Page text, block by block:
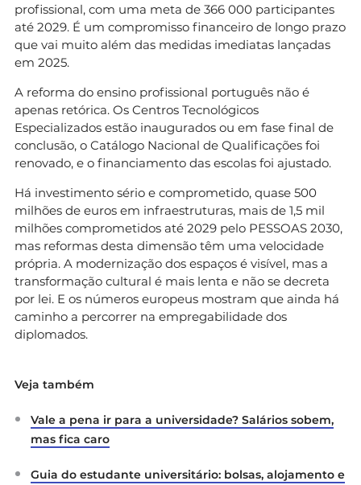
profissional, com uma meta de 366 000 participantes
até 2029. É um compromisso financeiro de longo prazo
que vai muito além das medidas imediatas lançadas
em 2025.
A reforma do ensino profissional português não é
apenas retórica. Os Centros Tecnológicos
Especializados estão inaugurados ou em fase final de
conclusão, o Catálogo Nacional de Qualificações foi
renovado, e o financiamento das escolas foi ajustado.
Há investimento sério e comprometido, quase 500
milhões de euros em infraestruturas, mais de 1,5 mil
milhões comprometidos até 2029 pelo PESSOAS 2030,
mas reformas desta dimensão têm uma velocidade
própria. A modernização dos espaços é visível, mas a
transformação cultural é mais lenta e não se decreta
por lei. E os números europeus mostram que ainda há
caminho a percorrer na empregabilidade dos
diplomados.
Veja também
Vale a pena ir para a universidade? Salários sobem,
mas fica caro
Guia do estudante universitário: bolsas, alojamento e